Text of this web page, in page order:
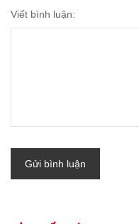
Viết bình luận:
Gửi bình luận